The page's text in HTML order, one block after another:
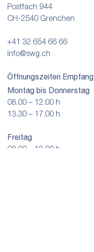
Postfach 944
CH-2540 Grenchen
+41 32 654 66 66
info@swg.ch
Öffnungszeiten Empfang
Montag bis Donnerstag
08.00 – 12.00 h
13.30 – 17.00 h
Freitag
08.00 – 12.00 h